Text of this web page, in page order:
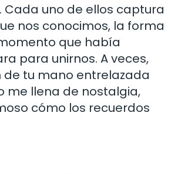
uno de ellos captura
nos conocimos, la forma
que había
para unirnos. A veces,
de tu mano entrelazada
me llena de nostalgia,
cómo los recuerdos